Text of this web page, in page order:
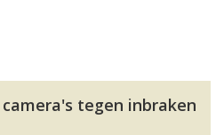
tegen inbraken